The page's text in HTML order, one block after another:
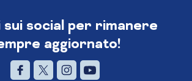
sui social per rimanere
aggiornato!